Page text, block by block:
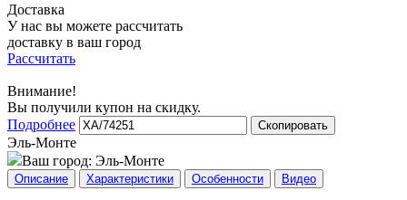
Доставка
У нас вы можете рассчитать
доставку в ваш город
Рассчитать
Внимание!
Вы получили купон на скидку.
Подробнее
Скопировать
Эль-Монте
Ваш город: Эль-Монте
Описание Характеристики Особенности Видео